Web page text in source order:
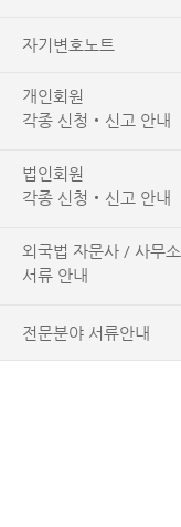
자기변호노트
개인회원
각종 신청‧신고 안내
법인회원
각종 신청‧신고 안내
외국법 자문사 / 사무소
서류 안내
전문분야 서류안내